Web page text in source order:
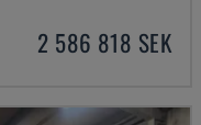
2 586 818 SEK